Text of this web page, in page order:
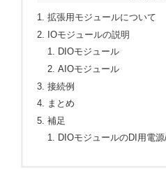
拡張用モジュールについて
IOモジュールの説明
DIOモジュール
AIOモジュール
接続例
まとめ
補足
DIOモジュールのDI用電